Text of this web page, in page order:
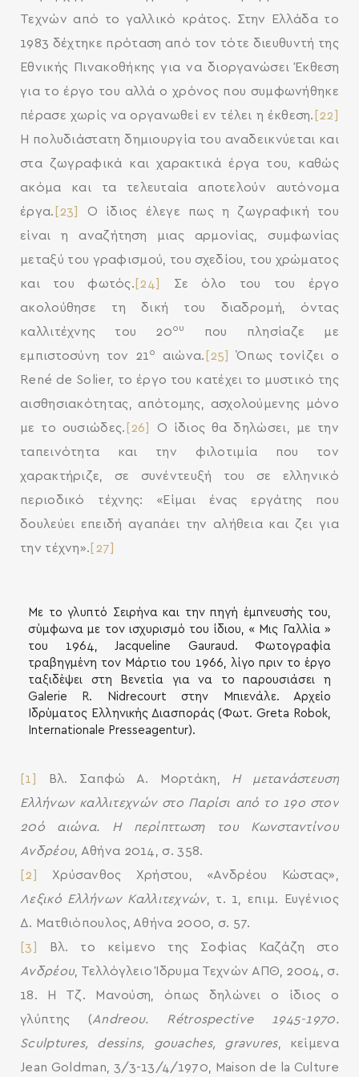
Τεχνών από το γαλλικό κράτος. Στην Ελλάδα το
1983 δέχτηκε πρόταση από τον τότε διευθυντή της
Εθνικής Πινακοθήκης για να διοργανώσει Έκθεση
για το έργο του αλλά ο χρόνος που συμφωνήθηκε
πέρασε χωρίς να οργανωθεί εν τέλει η έκθεση. [22]
Η πολυδιάστατη δημιουργία του αναδεικνύεται και
στα ζωγραφικά και χαρακτικά έργα του, καθώς
ακόμα και τα τελευταία αποτελούν αυτόνομα
έργα. [23]
Ο ίδιος έλεγε πως η ζωγραφική του
είναι η αναζήτηση μιας αρμονίας, συμφωνίας
μεταξύ του γραφισμού, του σχεδίου, του χρώματος
και του φωτός. [24]
Σε όλο του του έργο
ακολούθησε τη δική του διαδρομή, όντας
καλλιτέχνης του 20ου
που πλησίαζε με
εμπιστοσύνη τον 21ο αιώνα. [25]
Όπως τονίζει ο
René de Solier, το έργο του κατέχει το μυστικό της
αισθησιακότητας, απότομης, ασχολούμενης μόνο
με το ουσιώδες. [26]
Ο ίδιος θα δηλώσει, με την
ταπεινότητα και την φιλοτιμία που τον
χαρακτήριζε, σε συνέντευξή του σε ελληνικό
περιοδικό τέχνης: «Είμαι ένας εργάτης που
δουλεύει επειδή αγαπάει την αλήθεια και ζει για
την τέχνη». [27]
Με το γλυπτό Σειρήνα και την πηγή έμπνευσής του,
σύμφωνα με τον ισχυρισμό του ίδιου, « Μις Γαλλία »
του 1964, Jacqueline Gauraud. Φωτογραφία
τραβηγμένη τον Μάρτιο του 1966, λίγο πριν το έργο
ταξιδέψει στη Βενετία για να το παρουσιάσει η
Galerie R. Nidrecourt στην Μπιενάλε. Αρχείο
Ιδρύματος Ελληνικής Διασποράς (Φωτ. Greta Robok,
Internationale Presseagentur).
[1] Βλ. Σαπφώ Α. Μορτάκη, Η μετανάστευση
Ελλήνων καλλιτεχνών στο Παρίσι από το 19ο στον
20ό αιώνα. Η περίπττωση του Κωνσταντίνου
Ανδρέου , Αθήνα 2014, σ. 358.
[2]
Χρύσανθος Χρήστου, «Ανδρέου Κώστας»,
Λεξικό Ελλήνων Καλλιτεχνών, τ. 1, επιμ. Ευγένιος
Δ. Ματθιόπουλος, Αθήνα 2000, σ. 57.
[3]
Βλ. το κείμενο της Σοφίας Καζάζη στο
Ανδρέου , Τελλόγλειο Ίδρυμα Τεχνών ΑΠΘ, 2004, σ.
18. Η Τζ. Μανούση, όπως δηλώνει ο ίδιος ο
γλύπτης (Andreou. Rétrospective1945-1970.
Sculptures, dessins, gouaches, gravures, κείμενα
Jean Goldman, 3/3-13/4/1970, Maison de la Culture